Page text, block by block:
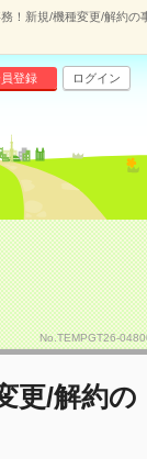
！新規/機種変更/解約の
登録 ログイン
No.TEMPGT26-
更/解約の